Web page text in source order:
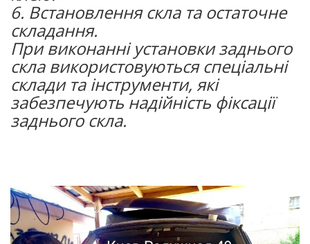
6. Встановлення скла та остаточне
складання.
При виконанні установки заднього
скла використовуються спеціальні
склади та інструменти, які
забезпечують надійність фіксації
заднього скла.